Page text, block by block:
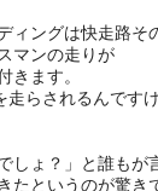
ングは快走路そ
マンの走りが
きます。
らされるんですけ
しょ？」と誰もが
というのが驚き